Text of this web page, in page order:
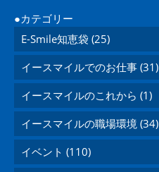
カテゴリー
E-Smile知恵袋 (25)
イースマイルでのお仕事 (31)
イースマイルのこれから (1)
イースマイルの職場環境 (34)
イベント (110)